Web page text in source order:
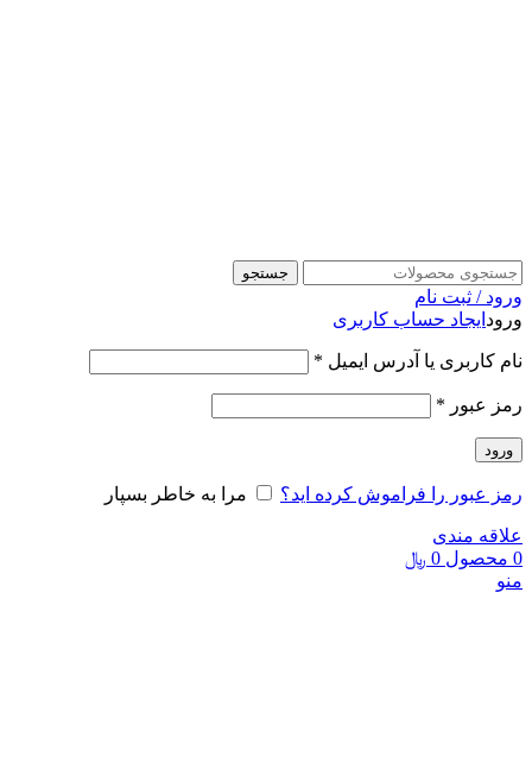
جستجو
ورود / ثبت نام
ورود ایجاد حساب کاربری
نام کاربری یا آدرس ایمیل *
رمز عبور *
ورود
رمز عبور را فراموش کرده اید؟ مرا به خاطر بسپار
علاقه مندی
0 محصول 0 ﷼
منو